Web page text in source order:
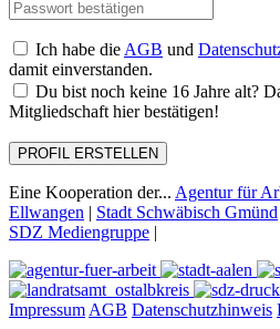
Ich habe die AGB und
damit einverstanden.
Du bist noch keine 16 Jahre alt?
Mitgliedschaft hier bestätigen!
PROFIL ERSTELLEN
Eine Kooperation der... Agentur für
Ellwangen | Stadt Schwäbisch Gmünd
SDZ Mediengruppe |
Impressum AGB Datenschutzhinweis